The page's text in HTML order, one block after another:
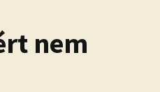
nem